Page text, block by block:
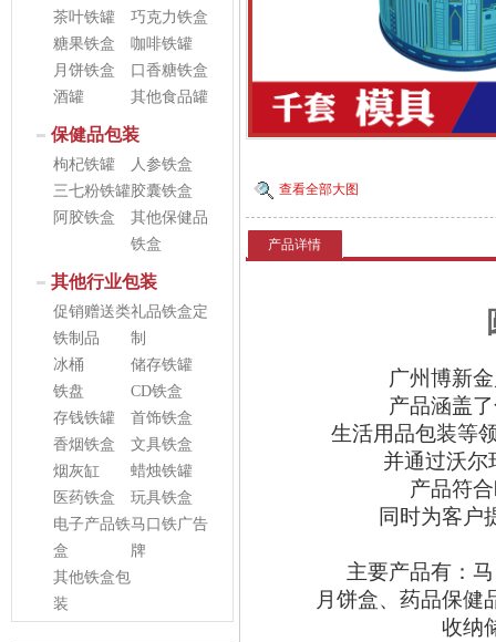
茶叶铁罐
巧克力铁盒
糖果铁盒
咖啡铁罐
月饼铁盒
口香糖铁盒
酒罐
其他食品罐
保健品包装
枸杞铁罐
人参铁盒
三七粉铁罐胶囊铁盒
阿胶铁盒
其他保健品
铁盒
其他行业包装
促销赠送类
铁制品
礼品铁盒定
制
冰桶
储存铁罐
铁盘
CD铁盒
存钱铁罐
首饰铁盒
香烟铁盒
文具铁盒
烟灰缸
蜡烛铁罐
医药铁盒
玩具铁盒
电子产品铁
盒
马口铁广告
牌
其他铁盒包
装
查看全部大图
产品详情
广州博新
产品涵盖
生活用品包装等
并通过沃尔
产品符
同时为客户
主要产品有：
月饼盒、药品保健
收纳